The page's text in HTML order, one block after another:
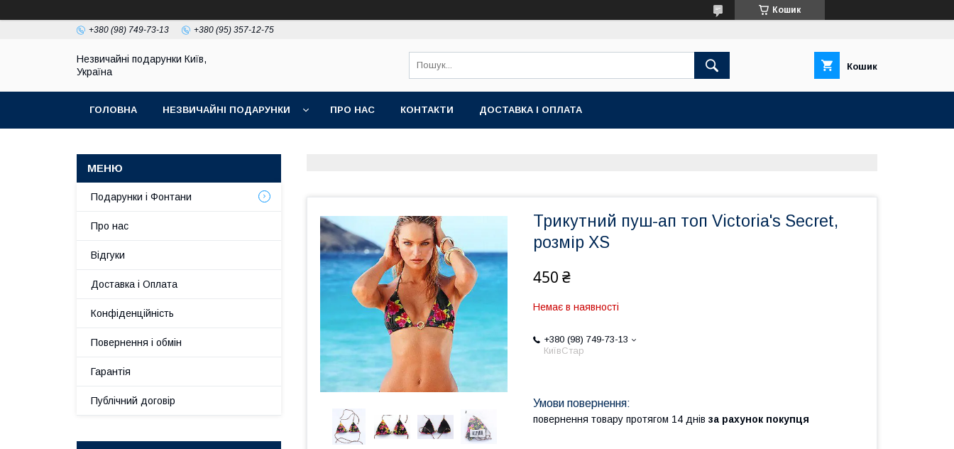
Кошик
+380 (98) 749-73-13 +380 (95) 357-12-75
Незвичайні подарунки Київ,
Україна
Кошик
ГОЛОВНА НЕЗВИЧАЙНІ ПОДАРУНКИ ПРО НАС КОНТАКТИ ДОСТАВКА І ОПЛАТА
Трикутний пуш-ап топ Victoria's Secret,
розмір XS
450 ₴
Немає в наявності
+380 (98) 749-73-13
КиївСтар
повернення товару протягом 14 днів за рахунок покупця
Подарунки і Фонтани
Про нас
Відгуки
Доставка і Оплата
Конфіденційність
Повернення і обмін
Гарантія
Публічний договір